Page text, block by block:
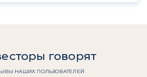
говорят
НАШИХ ПОЛЬЗОВАТЕЛЕЙ